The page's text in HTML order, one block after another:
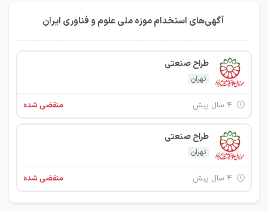
آگهی‌های استخدام موزه ملی علوم و فناوری ایران
طراح صنعتی
تهران
منقضی شده
طراح صنعتی
تهران
منقضی شده